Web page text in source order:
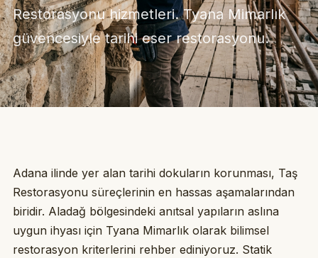
Restorasyonu hizmetleri. Tyana Mimarlık
güvencesiyle tarihi eser restorasyonu.
Adana ilinde yer alan tarihi dokuların korunması, Taş
Restorasyonu süreçlerinin en hassas aşamalarından
biridir. Aladağ bölgesindeki anıtsal yapıların aslına
uygun ihyası için Tyana Mimarlık olarak bilimsel
restorasyon kriterlerini rehber ediniyoruz. Statik